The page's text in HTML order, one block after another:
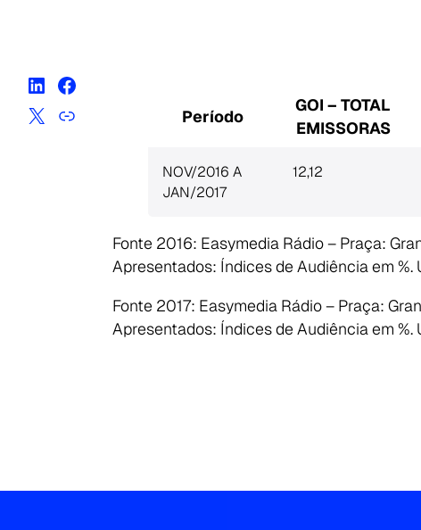
Período
GOI – TOTAL
EMISSORAS
NOV/2016 A
JAN/2017
12,12
Fonte 2016: Easymedia Rádio – Praça:
Apresentados: Índices de Audiência em %.
Fonte 2017: Easymedia Rádio – Praça:
Apresentados: Índices de Audiência em %.